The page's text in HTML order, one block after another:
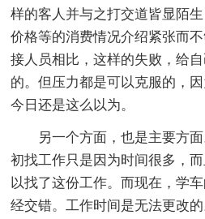
样的客人并与之打交道皆显陌
价格等的消费情况介绍紧张而
接人员相比，这样的失败，给
的。但压力都是可以克服的，
今日还是这么以为。
另一个方面，也是主要方面
初找工作只是因为时间很多，
以找了这份工作。而现在，学
经交错。工作时间是无法更改